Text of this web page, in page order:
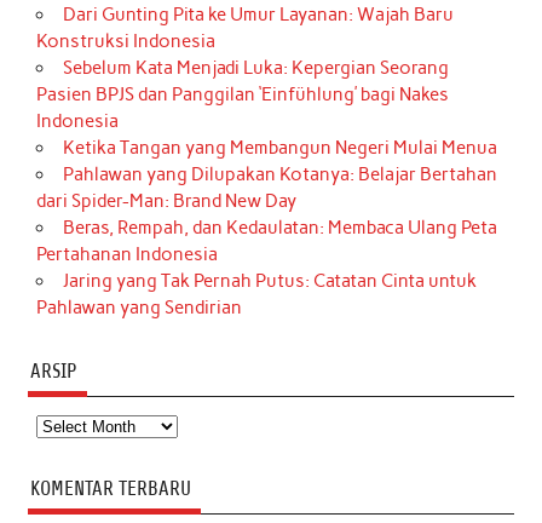
Dari Gunting Pita ke Umur Layanan: Wajah Baru
Konstruksi Indonesia
Sebelum Kata Menjadi Luka: Kepergian Seorang
Pasien BPJS dan Panggilan ‘Einfühlung’ bagi Nakes
Indonesia
Ketika Tangan yang Membangun Negeri Mulai Menua
Pahlawan yang Dilupakan Kotanya: Belajar Bertahan
dari Spider-Man: Brand New Day
Beras, Rempah, dan Kedaulatan: Membaca Ulang Peta
Pertahanan Indonesia
Jaring yang Tak Pernah Putus: Catatan Cinta untuk
Pahlawan yang Sendirian
ARSIP
Arsip
KOMENTAR TERBARU